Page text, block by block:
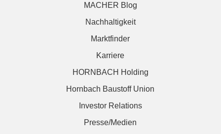
MACHER Blog
Nachhaltigkeit
Marktfinder
Karriere
HORNBACH Holding
Hornbach Baustoff Union
Investor Relations
Presse/Medien